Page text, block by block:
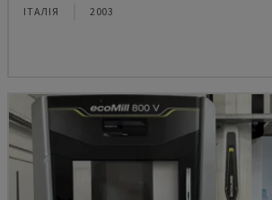
ІТАЛІЯ 2003